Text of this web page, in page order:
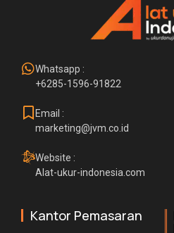
Whatsapp :
+6285-1596-91822
Email :
marketing@jvm.co.id
Website :
Alat-ukur-indonesia.com
Kantor Pemasaran